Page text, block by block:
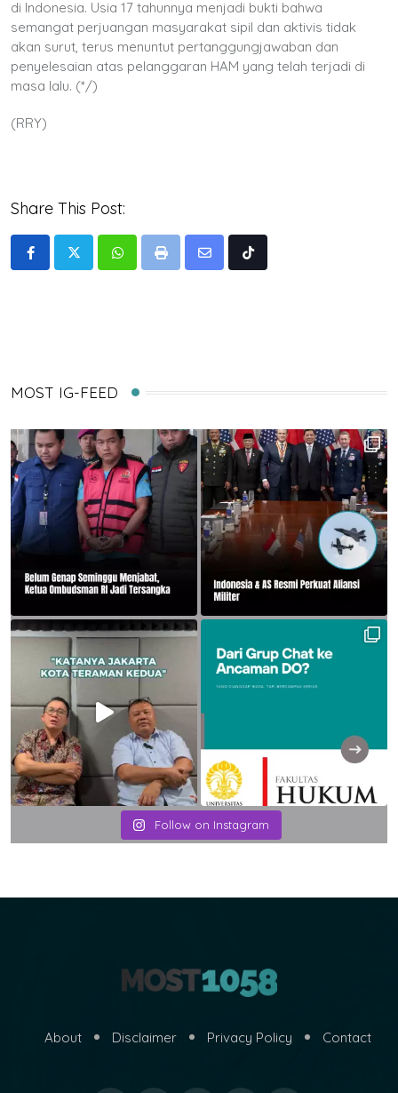
di Indonesia. Usia 17 tahunnya menjadi bukti bahwa
semangat perjuangan masyarakat sipil dan aktivis tidak
akan surut, terus menuntut pertanggungjawaban dan
penyelesaian atas pelanggaran HAM yang telah terjadi di
masa lalu. (*/)
(RRY)
Share This Post:
WhatsappPrint
Share
Tiktok
MOST IG-FEED
Follow on Instagram
About Disclaimer Privacy Policy Contact